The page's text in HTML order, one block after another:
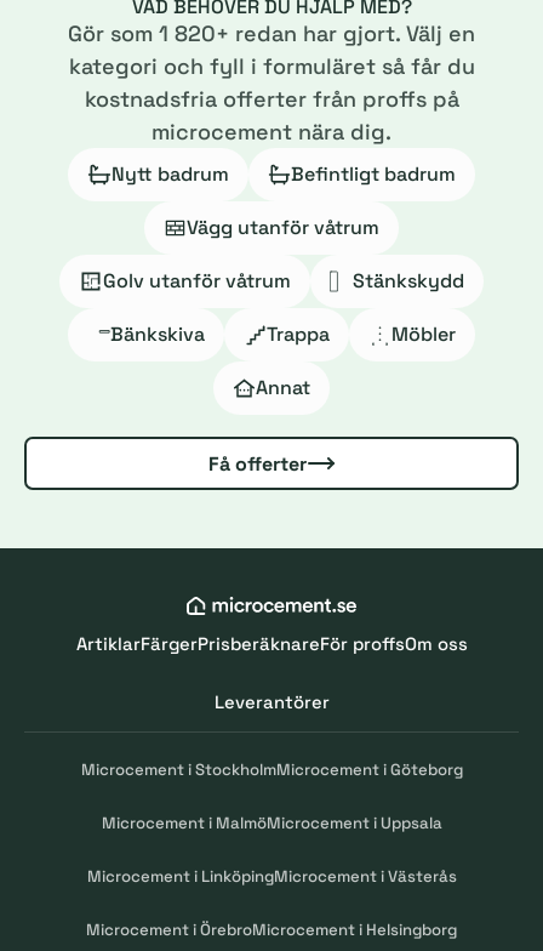
VAD BEHÖVER DU HJÄLP MED?
Gör som 1 820+ redan har gjort. Välj en
kategori och fyll i formuläret så får du
kostnadsfria offerter från proffs på
microcement nära dig.
Nytt badrum Befintligt badrum
Vägg utanför våtrum
Golv utanför våtrum Stänkskydd
Bänkskiva Trappa Möbler
Annat
Få offerter
ArtiklarFärgerPrisberäknareFör proffsOm oss
Leverantörer
Microcement i StockholmMicrocement i Göteborg
Microcement i MalmöMicrocement i Uppsala
Microcement i LinköpingMicrocement i Västerås
Microcement i ÖrebroMicrocement i Helsingborg